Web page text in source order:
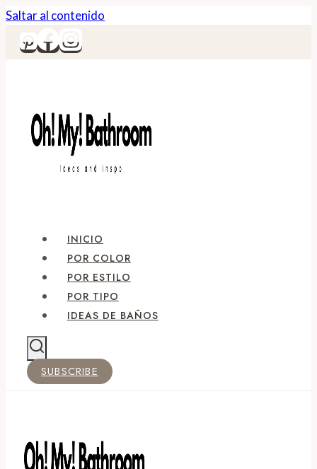
Saltar al contenido
INICIO
POR COLOR
POR ESTILO
POR TIPO
IDEAS DE BAÑOS
SUBSCRIBE